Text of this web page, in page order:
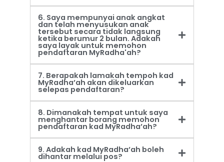
6. Saya mempunyai anak angkat
dan telah menyusukan anak
tersebut secara tidak langsung
ketika berumur 2 bulan. Adakah
saya layak untuk memohon
pendaftaran MyRadha'ah?
7. Berapakah lamakah tempoh kad
MyRadha’ah akan dikeluarkan
selepas pendaftaran?
8. Dimanakah tempat untuk saya
menghantar borang memohon
pendaftaran kad MyRadha’ah?
9. Adakah kad MyRadha’ah boleh
dihantar melalui pos?